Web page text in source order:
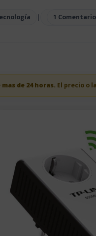
| 1 Comentario
de 24 horas. El precio o